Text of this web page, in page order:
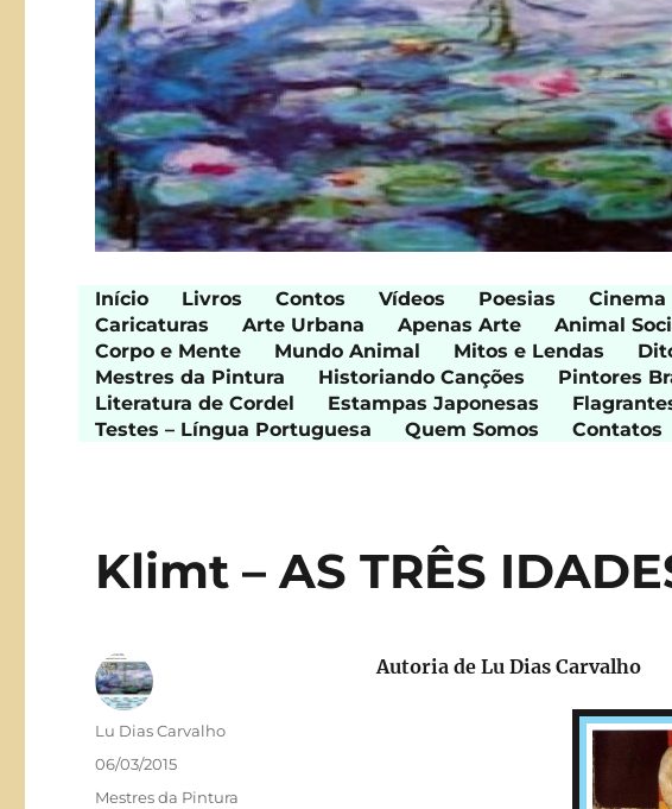
Início Livros Contos Vídeos Poesias Cinema
Caricaturas
Arte Urbana Apenas Arte Animal
Corpo e Mente
Mundo Animal Mitos e Lendas
Mestres da Pintura
Historiando Canções Pintores
Literatura de Cordel
Estampas Japonesas
Testes – Língua Portuguesa
Quem Somos Contatos
Klimt – AS TRÊS
Autoria de Lu Dias Carvalho
Autor
Lu Dias Carvalho
Publicado
em
06/03/2015
Categorias
Mestres da Pintura